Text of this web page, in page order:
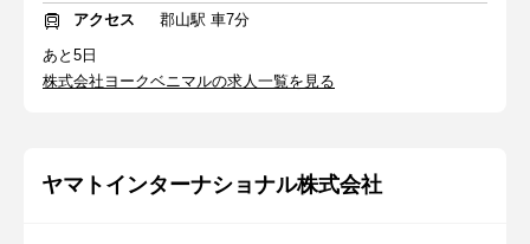
アクセス
郡山駅 車7分
あと5日
株式会社ヨークベニマルの求人一覧を見る
ヤマトインターナショナル株式会社